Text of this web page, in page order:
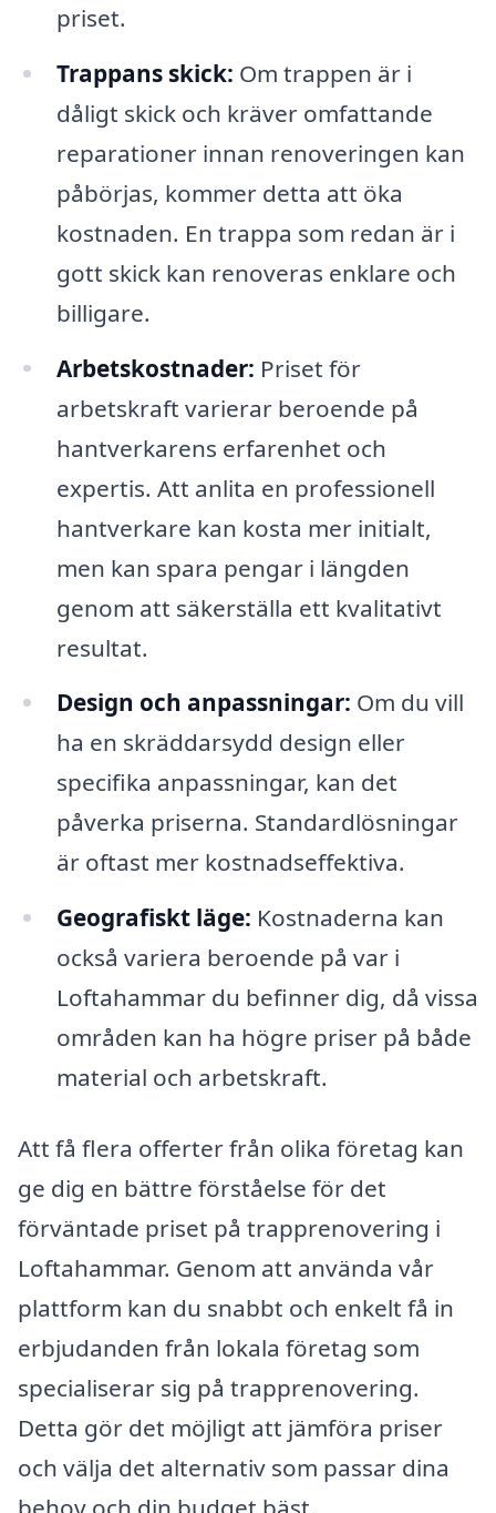
priset.
Trappans skick: Om trappen är i
dåligt skick och kräver omfattande
reparationer innan renoveringen kan
påbörjas, kommer detta att öka
kostnaden. En trappa som redan är i
gott skick kan renoveras enklare och
billigare.
Arbetskostnader: Priset för
arbetskraft varierar beroende på
hantverkarens erfarenhet och
expertis. Att anlita en professionell
hantverkare kan kosta mer initialt,
men kan spara pengar i längden
genom att säkerställa ett kvalitativt
resultat.
Design och anpassningar: Om du vill
ha en skräddarsydd design eller
specifika anpassningar, kan det
påverka priserna. Standardlösningar
är oftast mer kostnadseffektiva.
Geografiskt läge: Kostnaderna kan
också variera beroende på var i
Loftahammar du befinner dig, då vissa
områden kan ha högre priser på både
material och arbetskraft.
Att få flera offerter från olika företag kan
ge dig en bättre förståelse för det
förväntade priset på trapprenovering i
Loftahammar. Genom att använda vår
plattform kan du snabbt och enkelt få in
erbjudanden från lokala företag som
specialiserar sig på trapprenovering.
Detta gör det möjligt att jämföra priser
och välja det alternativ som passar dina